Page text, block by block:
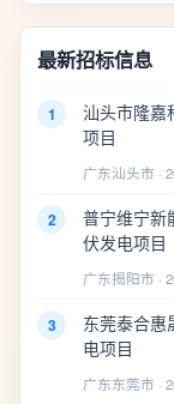
最新招标信息
1
汕头市隆嘉
项目
广东汕头市 ·
2
普宁维宁新
伏发电项目
广东揭阳市 ·
3
东莞泰合惠
电项目
广东东莞市 ·